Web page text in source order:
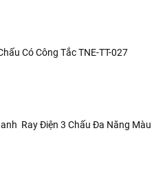
Có Công Tắc TNE-TT-027
Ray Điện 3 Chấu Đa Năng Màu